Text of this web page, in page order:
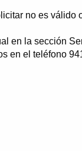
no es
en la sección
en el teléfono